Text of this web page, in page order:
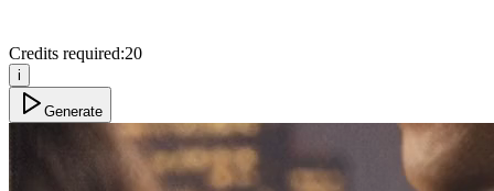
Credits required:20
i
Generate